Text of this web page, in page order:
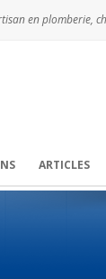
en plomberie,
ARTICLES